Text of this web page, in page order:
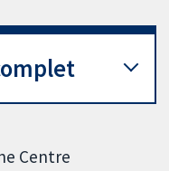
Centre